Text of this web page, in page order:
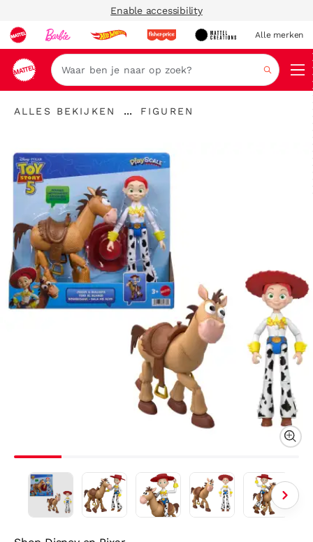
Enable accessibility
Alle merken
Zoeken
"Alles
ALLES BEKIJKEN
...
"FIGUREN